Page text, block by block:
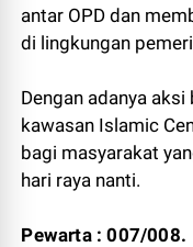
antar OPD dan
di lingkungan
Dengan adanya
kawasan Islamic
bagi masyarakat
hari raya nanti.
Pewarta : 007/008.